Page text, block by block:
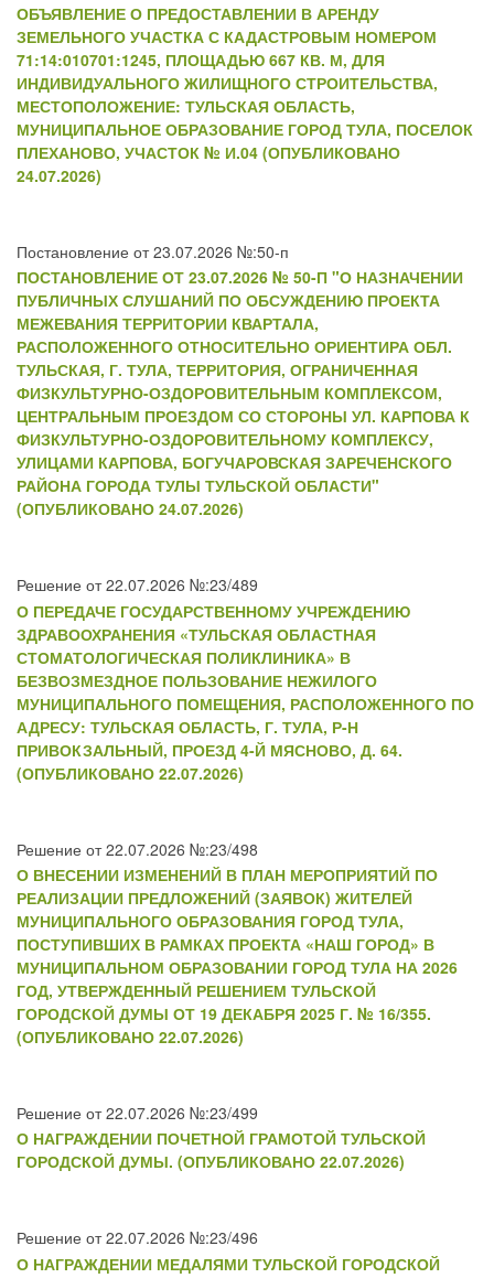
ОБЪЯВЛЕНИЕ О ПРЕДОСТАВЛЕНИИ В АРЕНДУ
ЗЕМЕЛЬНОГО УЧАСТКА С КАДАСТРОВЫМ НОМЕРОМ
71:14:010701:1245, ПЛОЩАДЬЮ 667 КВ. М, ДЛЯ
ИНДИВИДУАЛЬНОГО ЖИЛИЩНОГО СТРОИТЕЛЬСТВА,
МЕСТОПОЛОЖЕНИЕ: ТУЛЬСКАЯ ОБЛАСТЬ,
МУНИЦИПАЛЬНОЕ ОБРАЗОВАНИЕ ГОРОД ТУЛА, ПОСЕЛОК
ПЛЕХАНОВО, УЧАСТОК № И.04 (ОПУБЛИКОВАНО
24.07.2026)
Постановление от 23.07.2026 №:50-п
ПОСТАНОВЛЕНИЕ ОТ 23.07.2026 № 50-П "О НАЗНАЧЕНИИ
ПУБЛИЧНЫХ СЛУШАНИЙ ПО ОБСУЖДЕНИЮ ПРОЕКТА
МЕЖЕВАНИЯ ТЕРРИТОРИИ КВАРТАЛА,
РАСПОЛОЖЕННОГО ОТНОСИТЕЛЬНО ОРИЕНТИРА ОБЛ.
ТУЛЬСКАЯ, Г. ТУЛА, ТЕРРИТОРИЯ, ОГРАНИЧЕННАЯ
ФИЗКУЛЬТУРНО-ОЗДОРОВИТЕЛЬНЫМ КОМПЛЕКСОМ,
ЦЕНТРАЛЬНЫМ ПРОЕЗДОМ СО СТОРОНЫ УЛ. КАРПОВА К
ФИЗКУЛЬТУРНО-ОЗДОРОВИТЕЛЬНОМУ КОМПЛЕКСУ,
УЛИЦАМИ КАРПОВА, БОГУЧАРОВСКАЯ ЗАРЕЧЕНСКОГО
РАЙОНА ГОРОДА ТУЛЫ ТУЛЬСКОЙ ОБЛАСТИ"
(ОПУБЛИКОВАНО 24.07.2026)
Решение от 22.07.2026 №:23/489
О ПЕРЕДАЧЕ ГОСУДАРСТВЕННОМУ УЧРЕЖДЕНИЮ
ЗДРАВООХРАНЕНИЯ «ТУЛЬСКАЯ ОБЛАСТНАЯ
СТОМАТОЛОГИЧЕСКАЯ ПОЛИКЛИНИКА» В
БЕЗВОЗМЕЗДНОЕ ПОЛЬЗОВАНИЕ НЕЖИЛОГО
МУНИЦИПАЛЬНОГО ПОМЕЩЕНИЯ, РАСПОЛОЖЕННОГО ПО
АДРЕСУ: ТУЛЬСКАЯ ОБЛАСТЬ, Г. ТУЛА, Р-Н
ПРИВОКЗАЛЬНЫЙ, ПРОЕЗД 4-Й МЯСНОВО, Д. 64.
(ОПУБЛИКОВАНО 22.07.2026)
Решение от 22.07.2026 №:23/498
О ВНЕСЕНИИ ИЗМЕНЕНИЙ В ПЛАН МЕРОПРИЯТИЙ ПО
РЕАЛИЗАЦИИ ПРЕДЛОЖЕНИЙ (ЗАЯВОК) ЖИТЕЛЕЙ
МУНИЦИПАЛЬНОГО ОБРАЗОВАНИЯ ГОРОД ТУЛА,
ПОСТУПИВШИХ В РАМКАХ ПРОЕКТА «НАШ ГОРОД» В
МУНИЦИПАЛЬНОМ ОБРАЗОВАНИИ ГОРОД ТУЛА НА 2026
ГОД, УТВЕРЖДЕННЫЙ РЕШЕНИЕМ ТУЛЬСКОЙ
ГОРОДСКОЙ ДУМЫ ОТ 19 ДЕКАБРЯ 2025 Г. № 16/355.
(ОПУБЛИКОВАНО 22.07.2026)
Решение от 22.07.2026 №:23/499
О НАГРАЖДЕНИИ ПОЧЕТНОЙ ГРАМОТОЙ ТУЛЬСКОЙ
ГОРОДСКОЙ ДУМЫ. (ОПУБЛИКОВАНО 22.07.2026)
Решение от 22.07.2026 №:23/496
О НАГРАЖДЕНИИ МЕДАЛЯМИ ТУЛЬСКОЙ ГОРОДСКОЙ